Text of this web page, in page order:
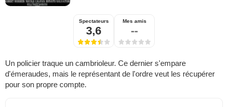
Spectateurs
3,6
Mes amis
--
Un policier traque un cambrioleur. Ce dernier s'empare
d'émeraudes, mais le représentant de l'ordre veut les récupérer
pour son propre compte.